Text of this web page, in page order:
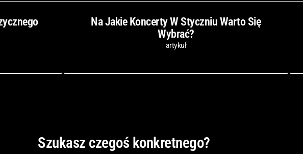
Na Jakie Koncerty W Styczniu Warto Się
Wybrać?
artykuł
Szukasz czegoś konkretnego?